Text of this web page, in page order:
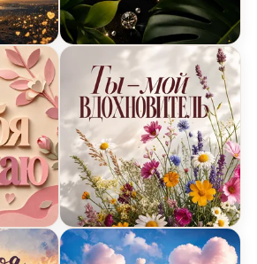
Тебя с сердцами и звездами
Тебя с буквами любви
Открытка Я Люблю Тебя
Открытка Я Люблю Тебя